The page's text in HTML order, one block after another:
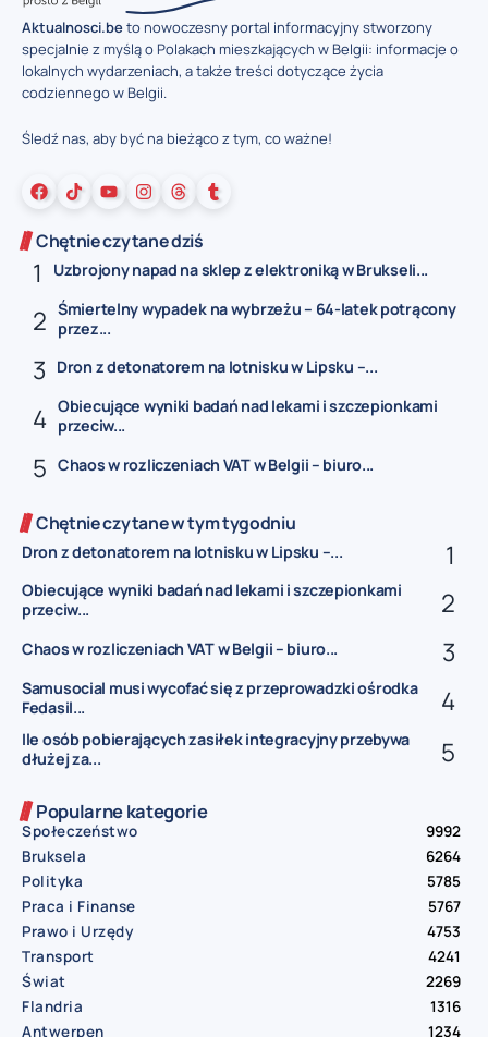
Aktualnosci.beto nowoczesny portal informacyjny stworzony
specjalnie z myślą o Polakach mieszkających w Belgii: informacje o
lokalnych wydarzeniach, a także treści dotyczące życia
codziennego w Belgii.
Śledź nas, aby być na bieżąco z tym, co ważne!
Chętnie czytane dziś
Uzbrojony napad na sklep z elektroniką w Brukseli...
Śmiertelny wypadek na wybrzeżu – 64-latek potrącony
przez...
Dron z detonatorem na lotnisku w Lipsku –...
Obiecujące wyniki badań nad lekami i szczepionkami
przeciw...
Chaos w rozliczeniach VAT w Belgii – biuro...
Chętnie czytane w tym tygodniu
Dron z detonatorem na lotnisku w Lipsku –...
Obiecujące wyniki badań nad lekami i szczepionkami
przeciw...
Chaos w rozliczeniach VAT w Belgii – biuro...
Samusocial musi wycofać się z przeprowadzki ośrodka
Fedasil...
Ile osób pobierających zasiłek integracyjny przebywa
dłużej za...
Popularne kategorie
Społeczeństwo
9992
Bruksela
6264
Polityka
5785
Praca i Finanse
5767
Prawo i Urzędy
4753
Transport
4241
Świat
2269
Flandria
1316
Antwerpen
1234